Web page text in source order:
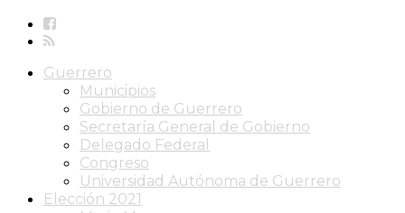
Guerrero
Municipios
Gobierno de Guerrero
Secretaría General de Gobierno
Delegado Federal
Congreso
Universidad Autónoma de Guerrero
Elección 2021